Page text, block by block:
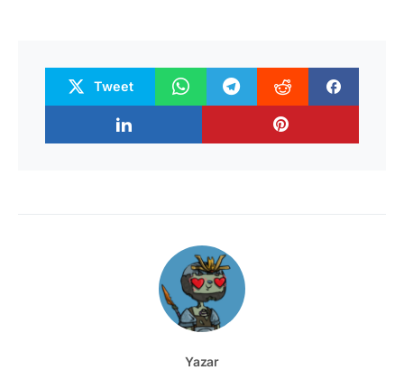
Tweet
Yazar